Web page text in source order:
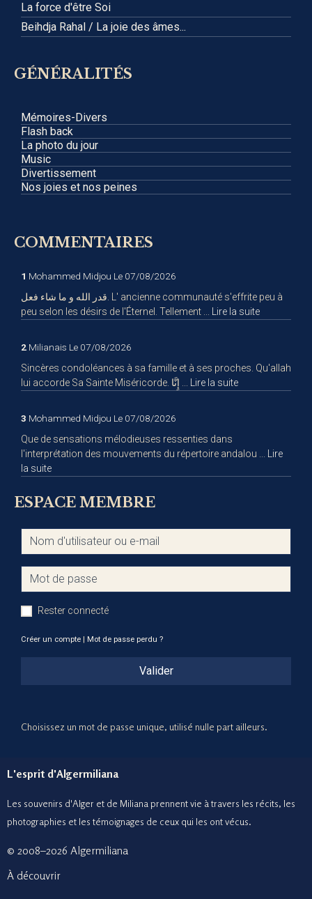
La force d'être Soi
Beihdja Rahal / La joie des âmes...
GÉNÉRALITÉS
Mémoires-Divers
Flash back
La photo du jour
Music
Divertissement
Nos joies et nos peines
COMMENTAIRES
1 Mohammed Midjou Le 07/08/2026
قدر الله و ما شاء فعل. L' ancienne communauté s'effrite peu à
peu selon les désirs de l'Éternel. Tellement ...
Lire la suite
2 Milianais Le 07/08/2026
Sincères condoléances à sa famille et à ses proches. Qu'allah
Lire la suite
3 Mohammed Midjou Le 07/08/2026
Que de sensations mélodieuses ressenties dans
l'interprétation des mouvements du répertoire andalou ...
Lire
la suite
ESPACE MEMBRE
Rester connecté
Créer un compte Mot de passe perdu ?
Valider
Choisissez un mot de passe unique, utilisé nulle part ailleurs.
L'esprit d'Algermiliana
Les souvenirs d'Alger et de Miliana prennent vie à travers les récits, les
photographies et les témoignages de ceux qui les ont vécus.
© 2008–2026 Algermiliana
À découvrir